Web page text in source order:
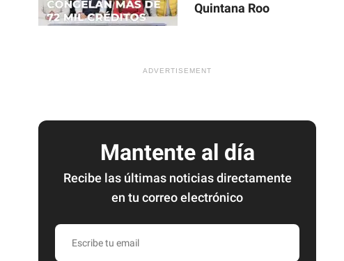
Quintana Roo
Mantente al día
Recibe las últimas noticias directamente
en tu correo electrónico
Escribe